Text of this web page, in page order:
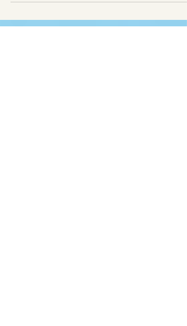
Diez mujeres que cambiaron el mundo: un homenaje
Estamos en un momento histórico...